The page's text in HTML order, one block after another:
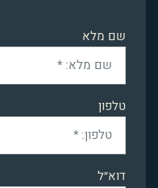
שם מלא
טלפון
דוא״ל